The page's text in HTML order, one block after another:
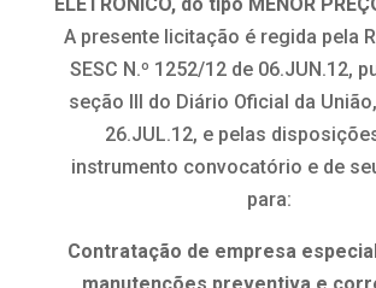
A presente licitação é regida pela
SESC N.º 1252/12 de 06.JUN.12,
seção III do Diário Oficial da
26.JUL.12, e pelas
instrumento convocatório e de
para:
Contratação de empresa